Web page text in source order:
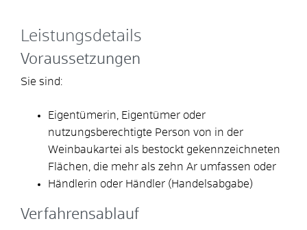
Leistungsdetails
Voraussetzungen
Sie sind:
Eigentümerin, Eigentümer oder
nutzungsberechtigte Person von in der
Weinbaukartei als bestockt gekennzeichneten
Flächen, die mehr als zehn Ar umfassen oder
Händlerin oder Händler (Handelsabgabe)
Verfahrensablauf